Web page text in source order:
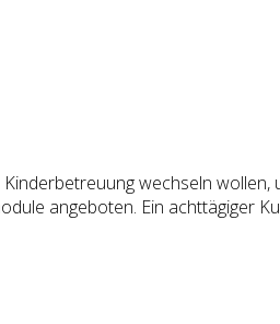
wechseln
angeboten. Ein achttägiger